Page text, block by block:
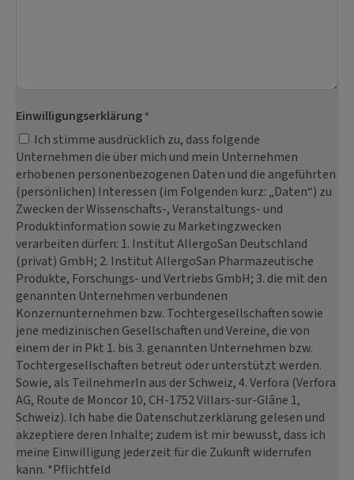
Einwilligungserklärung *
Ich stimme ausdrücklich zu, dass folgende
Unternehmen die über mich und mein Unternehmen
erhobenen personenbezogenen Daten und die angeführten
(persönlichen) Interessen (im Folgenden kurz: „Daten“) zu
Zwecken der Wissenschafts-, Veranstaltungs- und
Produktinformation sowie zu Marketingzwecken
verarbeiten dürfen: 1. Institut AllergoSan Deutschland
(privat) GmbH; 2. Institut AllergoSan Pharmazeutische
Produkte, Forschungs- und Vertriebs GmbH; 3. die mit den
genannten Unternehmen verbundenen
Konzernunternehmen bzw. Tochtergesellschaften sowie
jene medizinischen Gesellschaften und Vereine, die von
einem der in Pkt 1. bis 3. genannten Unternehmen bzw.
Tochtergesellschaften betreut oder unterstützt werden.
Sowie, als TeilnehmerIn aus der Schweiz, 4. Verfora (Verfora
AG, Route de Moncor 10, CH-1752 Villars-sur-Glâne 1,
Schweiz). Ich habe die Datenschutzerklärung gelesen und
akzeptiere deren Inhalte; zudem ist mir bewusst, dass ich
meine Einwilligung jederzeit für die Zukunft widerrufen
kann. *Pflichtfeld